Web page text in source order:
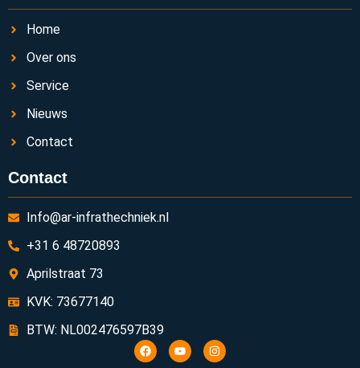
Home
Over ons
Service
Nieuws
Contact
Contact
Info@ar-infrathechniek.nl
+31 6 48720893
Aprilstraat 73
KVK: 73677140
BTW: NL002476597B39